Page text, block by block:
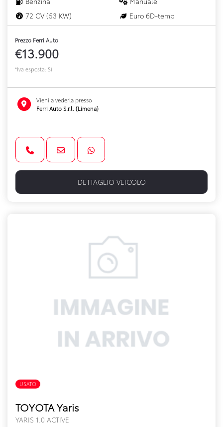
72 CV (53 KW)
Euro 6D-temp
Prezzo Ferri Auto
€13.900
*Iva esposta: Sì
Vieni a vederla presso
Ferri Auto S.r.l. (Limena)
DETTAGLIO VEICOLO
USATO
TOYOTA Yaris
YARIS 1.0 ACTIVE